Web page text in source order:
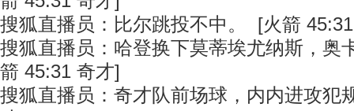
搜狐直播员：比尔跳投不中。 [火箭
搜狐直播员：哈登换下莫蒂埃尤纳斯，奥
箭 45:31 奇才]
搜狐直播员：奇才队前场球，内内进攻犯